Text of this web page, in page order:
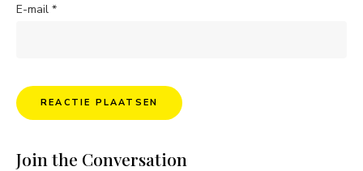
E-mail *
Join the Conversation